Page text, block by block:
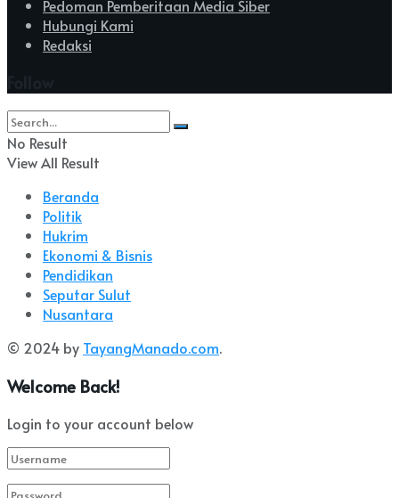
Pedoman Pemberitaan Media Siber
Hubungi Kami
Redaksi
No Result
View All Result
Beranda
Politik
Hukrim
Ekonomi & Bisnis
Pendidikan
Seputar Sulut
Nusantara
© 2024 by TayangManado.com.
Welcome Back!
Login to your account below